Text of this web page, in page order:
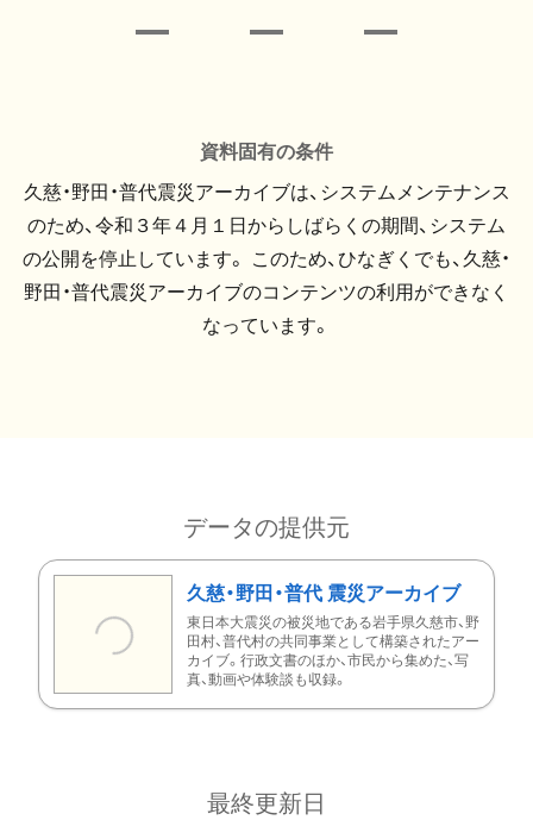
資料固有の条件
久慈・野田・普代震災アーカイブは、システムメンテナンス
のため、令和３年４月１日からしばらくの期間、システム
の公開を停止しています。 このため、ひなぎくでも、久慈・
野田・普代震災アーカイブのコンテンツの利用ができなく
なっています。
データの提供元
久慈・野田・普代 震災アーカイブ
東日本大震災の被災地である岩手県久慈市、野
田村、普代村の共同事業として構築されたアー
カイブ。行政文書のほか、市民から集めた、写
真、動画や体験談も収録。
最終更新日